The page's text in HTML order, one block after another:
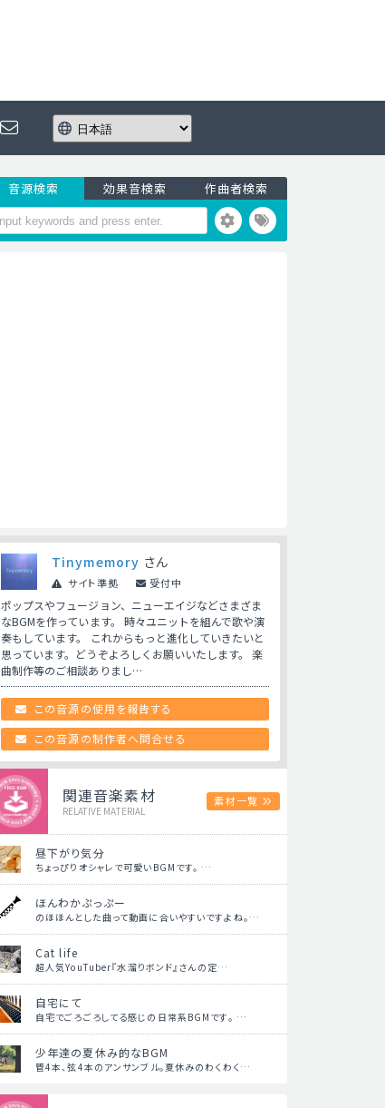
音源検索 効果音検索 作曲者検索
Tinymemory さん
サイト準拠 受付中
ポップスやフュージョン、ニューエイジなどさまざま
なBGMを作っています。 時々ユニットを組んで歌や演
奏もしています。 これからもっと進化していきたいと
思っています。どうぞよろしくお願いいたします。 楽
曲制作等のご相談ありまし…
この音源の使用を報告する
この音源の制作者へ問合せる
関連音楽素材
RELATIVE MATERIAL
素材一覧
昼下がり気分
ちょっぴりオシャレで可愛いBGMです。 …
ほんわかぷっぷー
のほほんとした曲って動画に合いやすいですよね。…
Cat life
超人気YouTuber『水溜りボンド』さんの定…
自宅にて
自宅でごろごろしてる感じの日常系BGMです。 …
少年達の夏休み的なBGM
管4本、弦4本のアンサンブル。夏休みのわくわく…